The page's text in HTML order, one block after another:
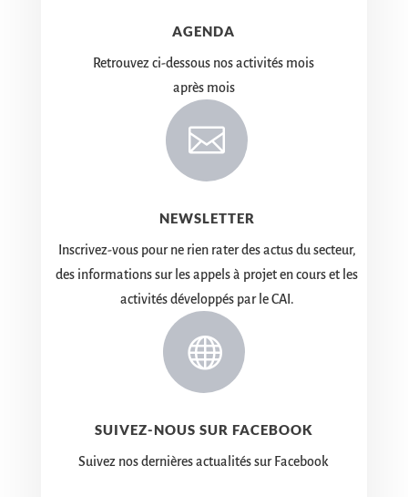
AGENDA
Retrouvez ci-dessous nos activités mois
après mois

NEWSLETTER
Inscrivez-vous pour ne rien rater des actus du secteur,
des informations sur les appels à projet en cours et les
activités développés par le CAI.

SUIVEZ-NOUS SUR FACEBOOK
Suivez nos dernières actualités sur Facebook